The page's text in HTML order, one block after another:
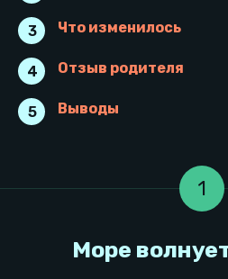
3 Что изменилось
4 Отзыв родителя
5 Выводы
1